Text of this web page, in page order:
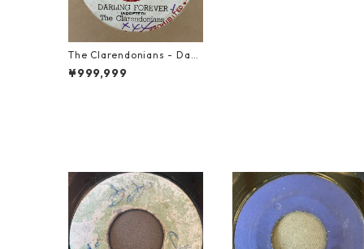
The Clarendonians - Darli
ng Forever【7-21248】
¥999,999